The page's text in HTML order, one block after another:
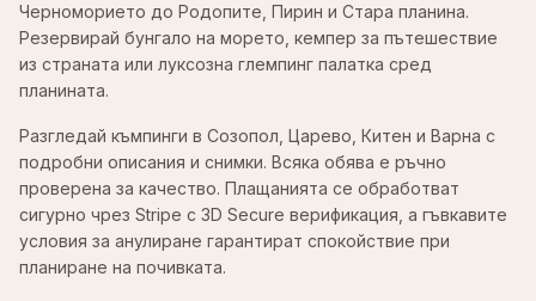
Черноморието до Родопите, Пирин и Стара планина.
Резервирай бунгало на морето, кемпер за пътешествие
из страната или луксозна глемпинг палатка сред
планината.
Разгледай къмпинги в Созопол, Царево, Китен и Варна с
подробни описания и снимки. Всяка обява е ръчно
проверена за качество. Плащанията се обработват
сигурно чрез Stripe с 3D Secure верификация, а гъвкавите
условия за анулиране гарантират спокойствие при
планиране на почивката.